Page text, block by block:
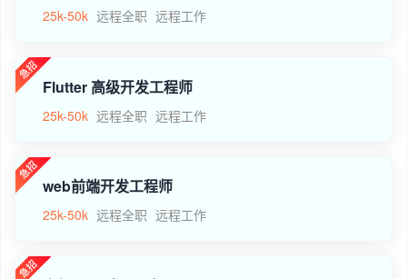
25k-50k 远程全职 远程工作
Flutter 高级开发工程师
25k-50k 远程全职 远程工作
web前端开发工程师
25k-50k 远程全职 远程工作